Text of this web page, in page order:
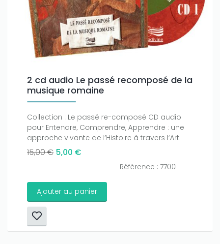
2 cd audio Le passé recomposé de la
musique romaine
Collection : Le passé re-composé CD audio
pour Entendre, Comprendre, Apprendre : une
approche vivante de l’Histoire à travers l’Art.
15,00 € 5,00 €
Référence : 7700
Ajouter au panier